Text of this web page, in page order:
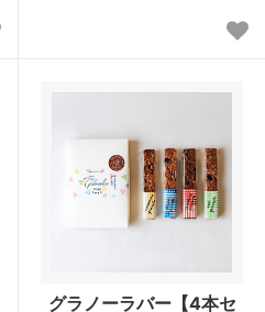
グラノーラバー【4本セ